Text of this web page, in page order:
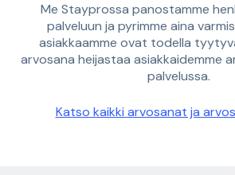
Me Stayprossa panostamme
palveluun ja pyrimme aina
asiakkaamme ovat todella
arvosana heijastaa asiakkaidemme
palvelussa.
Katso kaikki arvosanat ja